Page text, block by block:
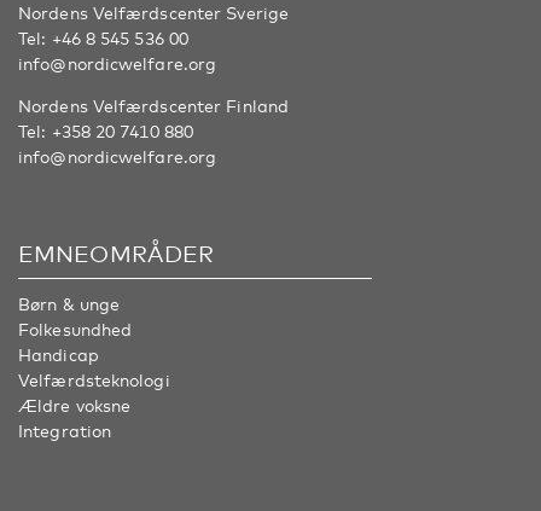
Nordens Velfærdscenter Sverige
Tel: +46 8 545 536 00
info@nordicwelfare.org
Nordens Velfærdscenter Finland
Tel: +358 20 7410 880
info@nordicwelfare.org
EMNEOMRÅDER
Børn & unge
Folkesundhed
Handicap
Velfærdsteknologi
Ældre voksne
Integration